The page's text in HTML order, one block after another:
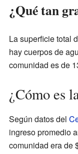
¿Qué tan
La superficie total
hay cuerpos de
comunidad es de
¿Cómo es
Según datos del
ingreso promedio
comunidad era de